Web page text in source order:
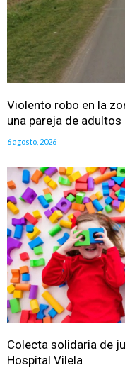
Violento robo en la
una pareja de adultos
6 agosto, 2026
Colecta solidaria de
Hospital Vilela